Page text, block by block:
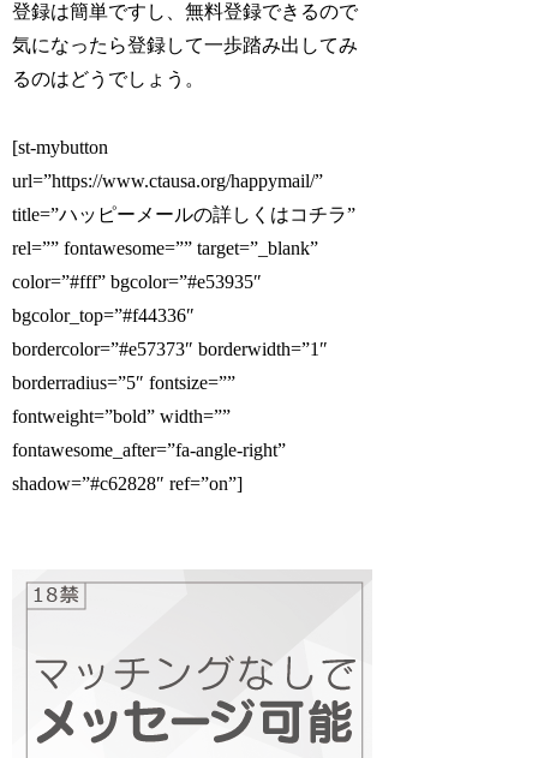
登録は簡単ですし、無料登録できるので
気になったら登録して一歩踏み出してみ
るのはどうでしょう。
[st-mybutton
url=”https://www.ctausa.org/happymail/”
title=”ハッピーメールの詳しくはコチラ”
rel=”” fontawesome=”” target=”_blank”
color=”#fff” bgcolor=”#e53935″
bgcolor_top=”#f44336″
bordercolor=”#e57373″ borderwidth=”1″
borderradius=”5″ fontsize=””
fontweight=”bold” width=””
fontawesome_after=”fa-angle-right”
shadow=”#c62828″ ref=”on”]